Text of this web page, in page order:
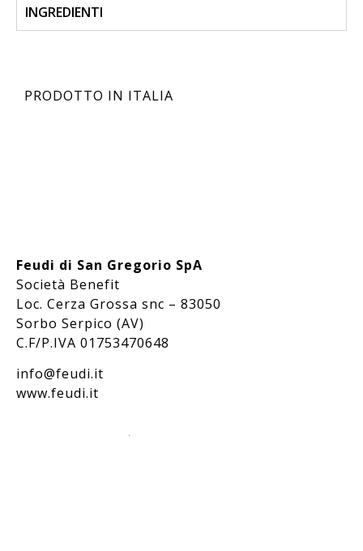
INGREDIENTI
PRODOTTO IN ITALIA
Feudi di San Gregorio SpA
Società Benefit
Loc. Cerza Grossa snc – 83050
Sorbo Serpico (AV)
C.F/P.IVA 01753470648
info@feudi.it
www.feudi.it